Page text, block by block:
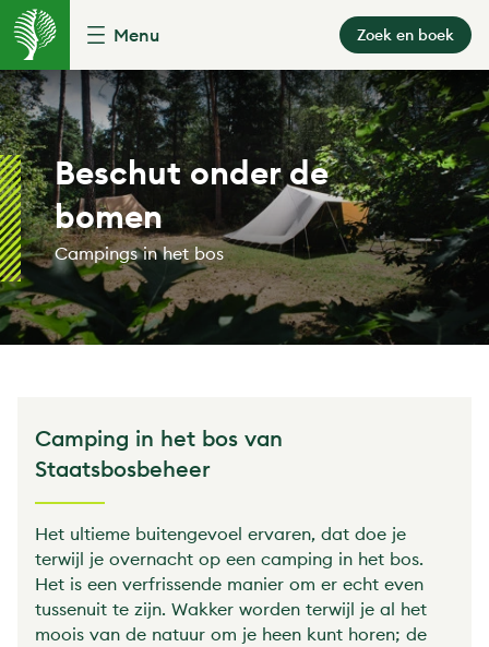
Menu Zoek en boek
Beschut onder de
bomen
Campings in het bos
Camping in het bos van
Staatsbosbeheer
Het ultieme buitengevoel ervaren, dat doe je
terwijl je overnacht op een camping in het bos.
Het is een verfrissende manier om er echt even
tussenuit te zijn. Wakker worden terwijl je al het
moois van de natuur om je heen kunt horen; de